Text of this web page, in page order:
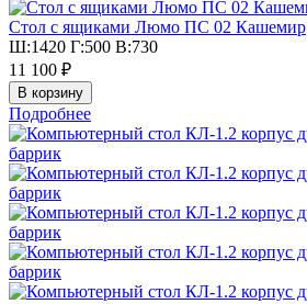
Стол с ящиками Люмо ПС 02 Кашемир
Ш:1420 Г:500 В:730
11 100 ₽
Подробнее